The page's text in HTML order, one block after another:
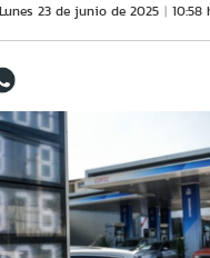
Lunes 23 de junio de 2025 10:58